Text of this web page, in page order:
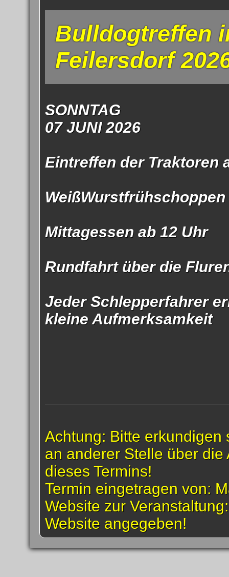
Bulldogtreffen
Feilersdorf
SONNTAG
07 JUNI 2026
Eintreffen der Traktoren
WeißWurstfrühschoppen
Mittagessen ab 12 Uhr
Rundfahrt über die
Jeder Schlepperfahrer
kleine Aufmerksamkeit
Achtung: Bitte erkundigen
an anderer Stelle über die
dieses Termins!
Termin eingetragen von:
Website zur
Website angegeben!